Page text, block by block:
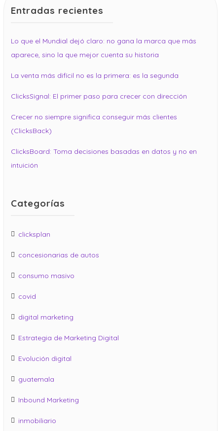
Entradas recientes
Lo que el Mundial dejó claro: no gana la marca que más
aparece, sino la que mejor cuenta su historia
La venta más difícil no es la primera: es la segunda
ClicksSignal: El primer paso para crecer con dirección
Crecer no siempre significa conseguir más clientes
(ClicksBack)
ClicksBoard: Toma decisiones basadas en datos y no en
intuición
Categorías
clicksplan
concesionarias de autos
consumo masivo
covid
digital marketing
Estrategia de Marketing Digital
Evolución digital
guatemala
Inbound Marketing
inmobiliario